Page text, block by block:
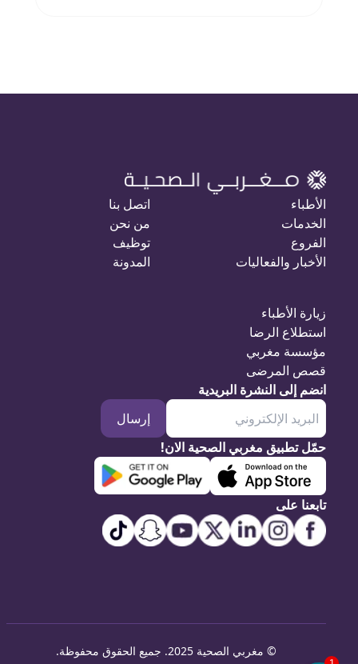
الأطباء
الخدمات
الفروع
الأخبار والفعاليات
اتصل بنا
من نحن
توظيف
المدونة
زيارة الأطباء
استطلاع الرضا
مؤسسة مغربي
قصص المرضى
انضم إلى النشرة البريدية
إرسال
حمّل تطبيق مغربي الصحية الان!
تابعنا على
© مغربي الصحية 2025. جميع الحقوق محفوظة .